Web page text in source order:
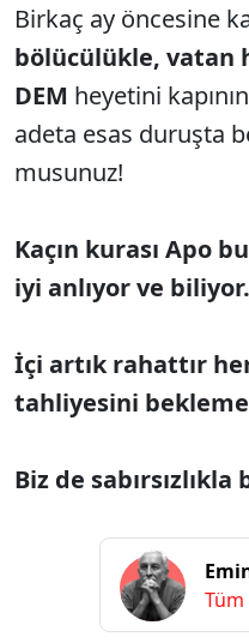
bölücülükle, vatan
DEMheyetini
musunuz!
Kaçın kurası Apo
iyi anlıyor ve